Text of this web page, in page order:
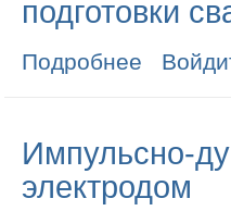
подготовки
Подробнее о Роль,
Импульсно-
электродом